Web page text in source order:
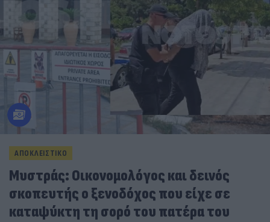
ΑΠΟΚΛΕΙΣΤΙΚΟ
Μυστράς: Οικονομολόγος και δεινός
σκοπευτής ο ξενοδόχος που είχε σε
καταψύκτη τη σορό του πατέρα του